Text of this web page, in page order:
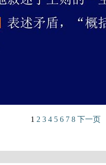
1 2 3 4 5 6 7 8 下一页